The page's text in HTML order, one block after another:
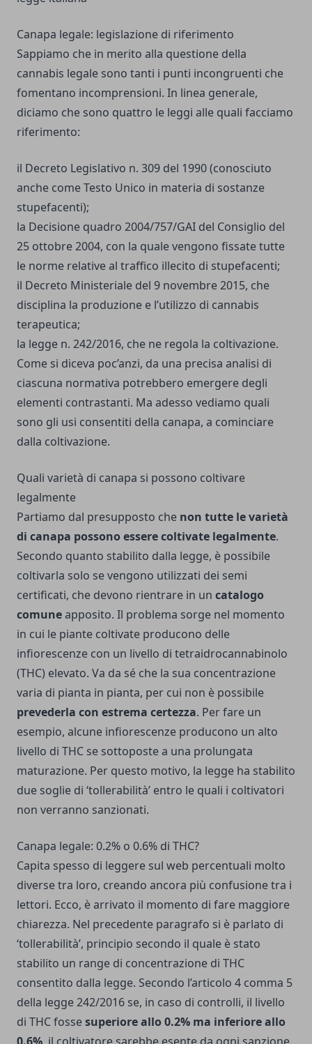
Canapa legale: legislazione di riferimento
Sappiamo che in merito alla questione della
cannabis legale sono tanti i punti incongruenti che
fomentano incomprensioni. In linea generale,
diciamo che sono quattro le leggi alle quali facciamo
riferimento:
il Decreto Legislativo n. 309 del 1990 (conosciuto
anche come Testo Unico in materia di sostanze
stupefacenti);
la Decisione quadro 2004/757/GAI del Consiglio del
25 ottobre 2004, con la quale vengono fissate tutte
le norme relative al traffico illecito di stupefacenti;
il Decreto Ministeriale del 9 novembre 2015, che
disciplina la produzione e l’utilizzo di cannabis
terapeutica;
la legge n. 242/2016, che ne regola la coltivazione.
Come si diceva poc’anzi, da una precisa analisi di
ciascuna normativa potrebbero emergere degli
elementi contrastanti. Ma adesso vediamo quali
sono gli usi consentiti della canapa, a cominciare
dalla coltivazione.
Quali varietà di canapa si possono coltivare
legalmente
Partiamo dal presupposto che non tutte le varietà
di canapa possono essere coltivate legalmente.
Secondo quanto stabilito dalla legge, è possibile
coltivarla solo se vengono utilizzati dei semi
certificati, che devono rientrare in un catalogo
comuneapposito. Il problema sorge nel momento
in cui le piante coltivate producono delle
infiorescenze con un livello di tetraidrocannabinolo
(THC) elevato. Va da sé che la sua concentrazione
varia di pianta in pianta, per cui non è possibile
prevederla con estrema certezza. Per fare un
esempio, alcune infiorescenze producono un alto
livello di THC se sottoposte a una prolungata
maturazione. Per questo motivo, la legge ha stabilito
due soglie di ‘tollerabilità’ entro le quali i coltivatori
non verranno sanzionati.
Canapa legale: 0.2% o 0.6% di THC?
Capita spesso di leggere sul web percentuali molto
diverse tra loro, creando ancora più confusione tra i
lettori. Ecco, è arrivato il momento di fare maggiore
chiarezza. Nel precedente paragrafo si è parlato di
‘tollerabilità’, principio secondo il quale è stato
stabilito un range di concentrazione di THC
consentito dalla legge. Secondo l’articolo 4 comma 5
della legge 242/2016 se, in caso di controlli, il livello
di THC fossesuperiore allo 0.2% ma inferiore allo